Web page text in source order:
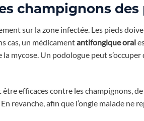
champignons des
sur la zone infectée. Les pieds
cas, un médicamentantifongique oral
mycose. Un podologue peut
efficaces contre les champignons, de
revanche, afin que l’ongle malade ne